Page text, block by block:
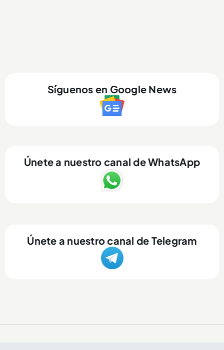
Síguenos en Google News
Únete a nuestro canal de WhatsApp
Únete a nuestro canal de Telegram